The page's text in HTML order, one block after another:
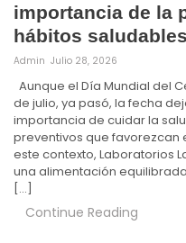
importancia de la
hábitos saludables
Admin Julio 28, 2026
Aunque el Día Mundial del
de julio, ya pasó, la fecha
importancia de cuidar la
preventivos que favorezcan
este contexto, Laboratorios
una alimentación
[…]
Continue Reading